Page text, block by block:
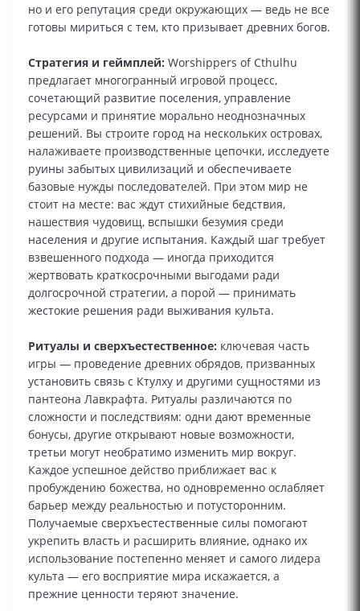
но и его репутация среди окружающих — ведь не все
готовы мириться с тем, кто призывает древних богов.
Стратегия и геймплей: Worshippers of Cthulhu
предлагает многогранный игровой процесс,
сочетающий развитие поселения, управление
ресурсами и принятие морально неоднозначных
решений. Вы строите город на нескольких островах,
налаживаете производственные цепочки, исследуете
руины забытых цивилизаций и обеспечиваете
базовые нужды последователей. При этом мир не
стоит на месте: вас ждут стихийные бедствия,
нашествия чудовищ, вспышки безумия среди
населения и другие испытания. Каждый шаг требует
взвешенного подхода — иногда приходится
жертвовать краткосрочными выгодами ради
долгосрочной стратегии, а порой — принимать
жестокие решения ради выживания культа.
Ритуалы и сверхъестественное: ключевая часть
игры — проведение древних обрядов, призванных
установить связь с Ктулху и другими сущностями из
пантеона Лавкрафта. Ритуалы различаются по
сложности и последствиям: одни дают временные
бонусы, другие открывают новые возможности,
третьи могут необратимо изменить мир вокруг.
Каждое успешное действо приближает вас к
пробуждению божества, но одновременно ослабляет
барьер между реальностью и потусторонним.
Получаемые сверхъестественные силы помогают
укрепить власть и расширить влияние, однако их
использование постепенно меняет и самого лидера
культа — его восприятие мира искажается, а
прежние ценности теряют значение.